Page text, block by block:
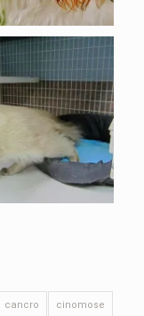
cancro cinomose